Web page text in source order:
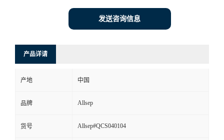
发送咨询信息
产品详请
产地 中国
品牌 Allsep
货号 Allsep#QCS040104